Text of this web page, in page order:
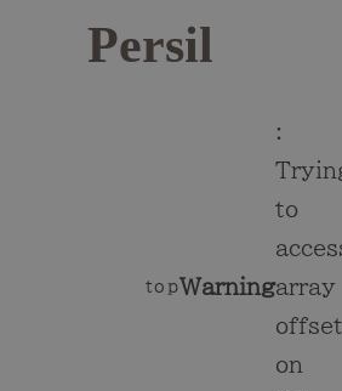
Persil
topWarning
:
to
array
offset
on